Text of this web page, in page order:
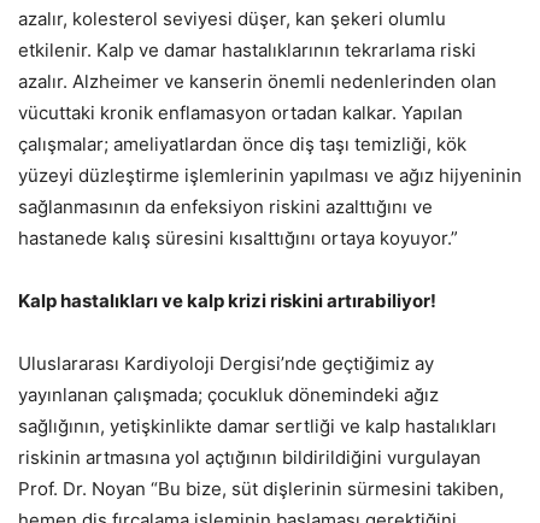
azalır, kolesterol seviyesi düşer, kan şekeri olumlu
etkilenir. Kalp ve damar hastalıklarının tekrarlama riski
azalır. Alzheimer ve kanserin önemli nedenlerinden olan
vücuttaki kronik enflamasyon ortadan kalkar. Yapılan
çalışmalar; ameliyatlardan önce diş taşı temizliği, kök
yüzeyi düzleştirme işlemlerinin yapılması ve ağız hijyeninin
sağlanmasının da enfeksiyon riskini azalttığını ve
hastanede kalış süresini kısalttığını ortaya koyuyor.”
Kalp hastalıkları ve kalp krizi riskini artırabiliyor!
Uluslararası Kardiyoloji Dergisi’nde geçtiğimiz ay
yayınlanan çalışmada; çocukluk dönemindeki ağız
sağlığının, yetişkinlikte damar sertliği ve kalp hastalıkları
riskinin artmasına yol açtığının bildirildiğini vurgulayan
Prof. Dr. Noyan “Bu bize, süt dişlerinin sürmesini takiben,